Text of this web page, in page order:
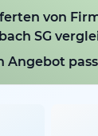
von
SG
Angebot